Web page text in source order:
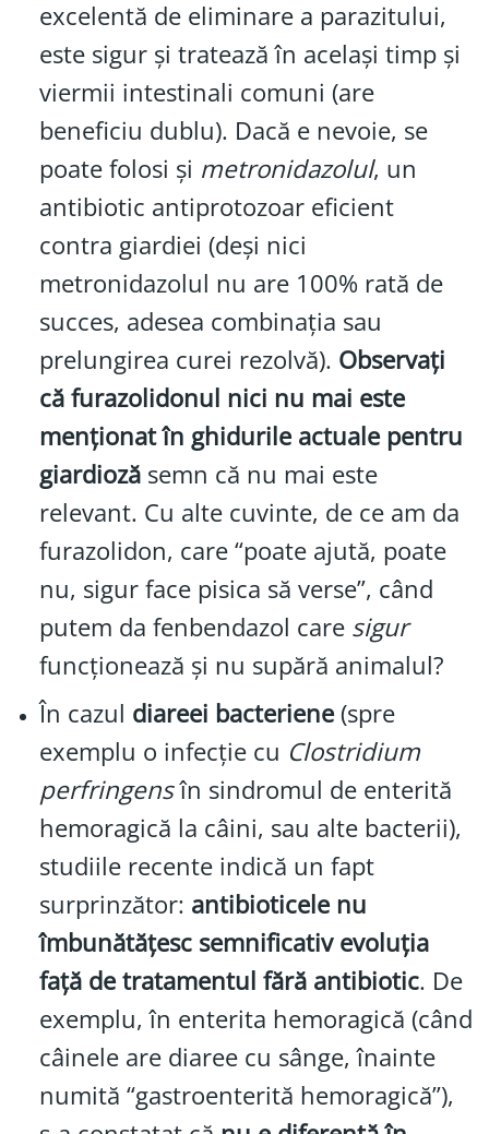
excelentă de eliminare a parazitului,
este sigur și tratează în același timp și
viermii intestinali comuni (are
beneficiu dublu). Dacă e nevoie, se
poate folosi și metronidazolul, un
antibiotic antiprotozoar eficient
contra giardiei (deși nici
metronidazolul nu are 100% rată de
succes, adesea combinația sau
prelungirea curei rezolvă). Observați
că furazolidonul nici nu mai este
menționat în ghidurile actuale pentru
giardiozăsemn că nu mai este
relevant. Cu alte cuvinte, de ce am da
furazolidon, care “poate ajută, poate
nu, sigur face pisica să verse”, când
putem da fenbendazol care sigur
funcționează și nu supără animalul?
În cazul diareei bacteriene(spre
exemplu o infecție cu Clostridium
perfringensîn sindromul de enterită
hemoragică la câini, sau alte bacterii),
studiile recente indică un fapt
surprinzător: antibioticele nu
îmbunătățesc semnificativ evoluția
față de tratamentul fără antibiotic. De
exemplu, în enterita hemoragică (când
câinele are diaree cu sânge, înainte
numită “gastroenterită hemoragică”),